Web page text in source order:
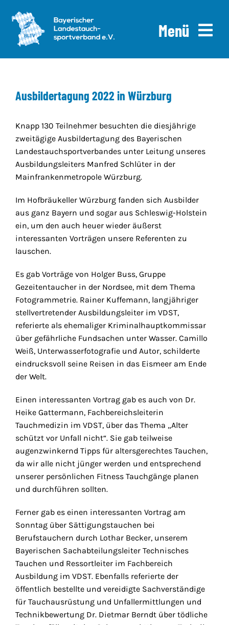
content
Menü
News
Ausschreibungen
Downloads
Über uns
Ausbildertagung 2022 in Würzburg
Knapp 130 Teilnehmer besuchten die diesjährige
zweitägige Ausbildertagung des Bayerischen
Landestauchsportverbandes unter Leitung unseres
Ausbildungsleiters Manfred Schlüter in der
Mainfrankenmetropole Würzburg.
Im Hofbräukeller Würzburg fanden sich Ausbilder
aus ganz Bayern und sogar aus Schleswig-Holstein
ein, um den auch heuer wieder äußerst
interessanten Vorträgen unsere Referenten zu
lauschen.
Es gab Vorträge von Holger Buss, Gruppe
Gezeitentaucher in der Nordsee, mit dem Thema
Fotogrammetrie. Rainer Kuffemann, langjähriger
stellvertretender Ausbildungsleiter im VDST,
referierte als ehemaliger Kriminalhauptkommissar
über gefährliche Fundsachen unter Wasser. Camillo
Weiß, Unterwasserfotografie und Autor, schilderte
eindrucksvoll seine Reisen in das Eismeer am Ende
der Welt.
Einen interessanten Vortrag gab es auch von Dr.
Heike Gattermann, Fachbereichsleiterin
Tauchmedizin im VDST, über das Thema „Alter
schützt vor Unfall nicht“. Sie gab teilweise
augenzwinkernd Tipps für altersgerechtes Tauchen,
da wir alle nicht jünger werden und entsprechend
unserer persönlichen Fitness Tauchgänge planen
und durchführen sollten.
Ferner gab es einen interessanten Vortrag am
Sonntag über Sättigungstauchen bei
Berufstauchern durch Lothar Becker, unserem
Bayerischen Sachabteilungsleiter Technisches
Tauchen und Ressortleiter im Fachbereich
Ausbildung im VDST. Ebenfalls referierte der
öffentlich bestellte und vereidigte Sachverständige
für Tauchausrüstung und Unfallermittlungen und
Technikbewertung Dr. Dietmar Berndt über tödliche